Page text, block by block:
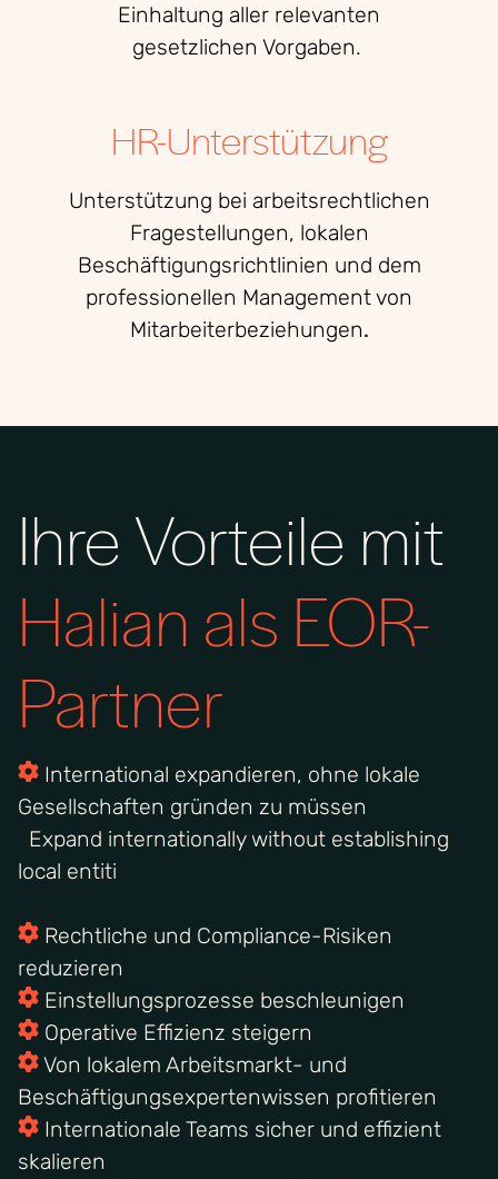
Einhaltung aller relevanten
gesetzlichen Vorgaben.
HR-Unterstützung
Unterstützung bei arbeitsrechtlichen
Fragestellungen, lokalen
Beschäftigungsrichtlinien und dem
professionellen Management von
Mitarbeiterbeziehungen.
Ihre Vorteile mit
Halian als EOR-
Partner
International expandieren, ohne lokale
Gesellschaften gründen zu müssen
Expand internationally without establishing
local entiti
Rechtliche und Compliance-Risiken
reduzieren
Einstellungsprozesse beschleunigen
Operative Effizienz steigern
Von lokalem Arbeitsmarkt- und
Beschäftigungsexpertenwissen profitieren
Internationale Teams sicher und effizient
skalieren